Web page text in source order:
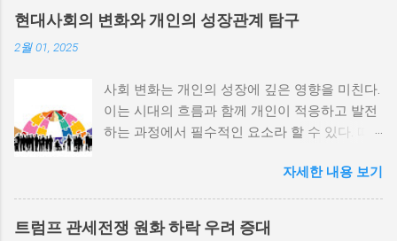
한 교훈을 준다. 정치적 불안정성과 내전 발발
위험 정치적 불안정성은 내전 발발의 핵심 요인
적 갈등이 심화되고, 이로 인해 내전의 위험이
증가한다. 이와 같은 경우, 국민들은 정부에 대
한 불만을 느끼고, 체제 전복을 위해 무장 세력
역사적으로도 정치적 불안정성이 높은 국가에
서는 종종 내전이 발발했던 예가 많다. 이러한
비극적인 상황을 방지하기 위해서는 먼저 정치
현대사회의 변화와 개인의 성장관계 탐구
2월 01, 2025
사회 변화는 개인의 성장에 깊은 영향을 미친다.
이는 시대의 흐름과 함께 개인이 적응하고 발전
하는 과정에서 필수적인 요소라 할 수 있다. 따
탐구하는 것이 필요하다. 사회 변화의 의미와 구
조 사회 변화란 특정 사회의 구조, 문화, 가치관
등이 시간이 지남에 따라 변화하는 과정을 의미
자세한 내용 보기
트럼프 관세전쟁 원화 하락 우려 증대